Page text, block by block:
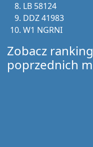
LB 58124
DDZ 41983
W1 NGRNI
Zobacz
poprzednich